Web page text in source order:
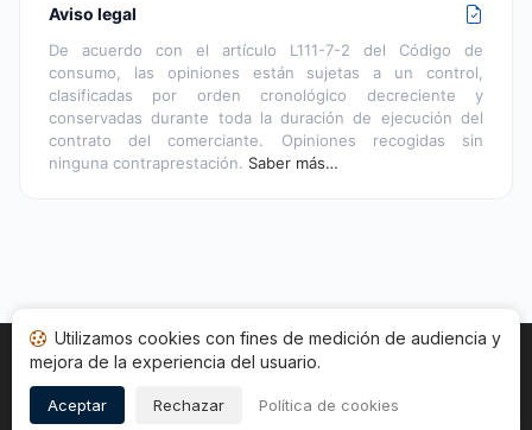
Aviso legal
De acuerdo con el artículo L111-7-2 del Código de
consumo, las opiniones están sujetas a un control,
clasificadas por orden cronológico decreciente y
conservadas durante toda la duración de ejecución del
contrato del comerciante. Opiniones recogidas sin
ninguna contraprestación. Saber más…
Inicio Estado opiniones Categorías
Copyright © 2026
Utilizamos cookies con fines de medición de audiencia y
mejora de la experiencia del usuario.
Aceptar Rechazar Política de cookies